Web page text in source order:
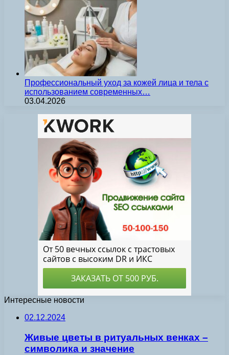
Профессиональный уход за кожей лица и тела с
использованием современных…
03.04.2026
Интересные новости
02.12.2024
Живые цветы в ритуальных венках –
символика и значение